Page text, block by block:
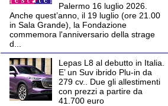
Palermo 16 luglio 2026.
Anche quest’anno, il 19 luglio (ore 21.00
in Sala Grande), la Fondazione
commemora l'anniversario della strage
d...
Lepas L8 al debutto in Italia.
E’ un Suv ibrido Plu-in da
279 cv.. Due gli allestimenti
con prezzi a partire da
41.700 euro